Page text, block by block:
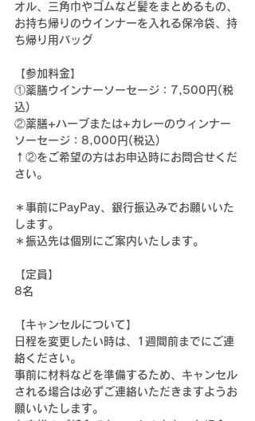
オル、三角巾やゴムなど髪をまとめるもの、
お持ち帰りのウインナーを入れる保冷袋、持
ち帰り用バッグ
【参加料金】
①薬膳ウインナーソーセージ：7,500円(税
込)
②薬膳+ハーブまたは+カレーのウィンナー
ソーセージ：8,000円(税込)
↑②をご希望の方はお申込時にお問合せくだ
さい。
＊事前にPayPay、銀行振込みでお願いいた
します。
＊振込先は個別にご案内いたします。
【定員】
8名
【キャンセルについて】
日程を変更したい時は、1週間前までにご連
絡ください。
事前に材料などを準備するため、キャンセル
される場合は必ずご連絡いただきますようお
願いいたします。